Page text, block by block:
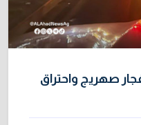
صهريج واحتراق